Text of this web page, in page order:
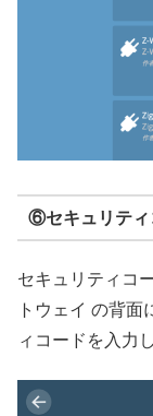
⑥セキュリティ
セキュリティコ
トウェイ の背
ィコードを入力